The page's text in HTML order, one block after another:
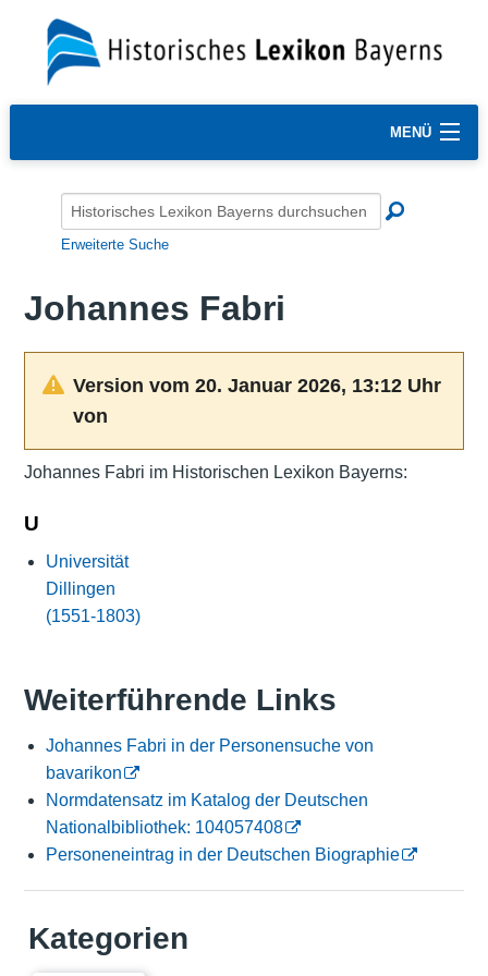
MENÜ
Erweiterte Suche
Johannes Fabri
Version vom 20. Januar 2026, 13:12 Uhr
von
Johannes Fabri im Historischen Lexikon Bayerns:
U
Universität
Dillingen
(1551-1803)
Weiterführende Links
Johannes Fabri in der Personensuche von
bavarikon
Normdatensatz im Katalog der Deutschen
Nationalbibliothek: 104057408
Personeneintrag in der Deutschen Biographie
Kategorien